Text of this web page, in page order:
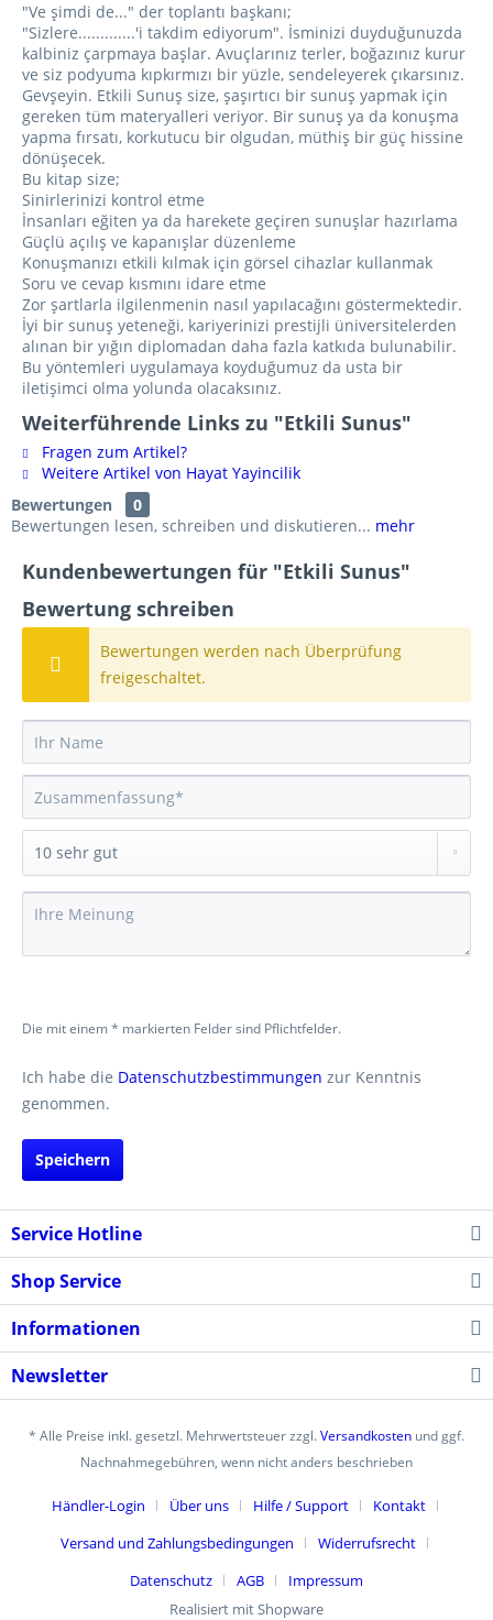
"Ve şimdi de..." der toplantı başkanı;
"Sizlere.............'i takdim ediyorum". İsminizi duyduğunuzda
kalbiniz çarpmaya başlar. Avuçlarınız terler, boğazınız kurur
ve siz podyuma kıpkırmızı bir yüzle, sendeleyerek çıkarsınız.
Gevşeyin. Etkili Sunuş size, şaşırtıcı bir sunuş yapmak için
gereken tüm materyalleri veriyor. Bir sunuş ya da konuşma
yapma fırsatı, korkutucu bir olgudan, müthiş bir güç hissine
dönüşecek.
Bu kitap size;
Sinirlerinizi kontrol etme
İnsanları eğiten ya da harekete geçiren sunuşlar hazırlama
Güçlü açılış ve kapanışlar düzenleme
Konuşmanızı etkili kılmak için görsel cihazlar kullanmak
Soru ve cevap kısmını idare etme
Zor şartlarla ilgilenmenin nasıl yapılacağını göstermektedir.
İyi bir sunuş yeteneği, kariyerinizi prestijli üniversitelerden
alınan bir yığın diplomadan daha fazla katkıda bulunabilir.
Bu yöntemleri uygulamaya koyduğumuz da usta bir
iletişimci olma yolunda olacaksınız.
Weiterführende Links zu "Etkili Sunus"
Fragen zum Artikel?
Weitere Artikel von Hayat Yayincilik
Bewertungen
0
Bewertungen lesen, schreiben und diskutieren... mehr
Kundenbewertungen für "Etkili Sunus"
Bewertung schreiben
Bewertungen werden nach Überprüfung
freigeschaltet.
Die mit einem * markierten Felder sind Pflichtfelder.
Ich habe die Datenschutzbestimmungen zur Kenntnis
genommen.
Speichern
Service Hotline
Shop Service
Informationen
Newsletter
* Alle Preise inkl. gesetzl. Mehrwertsteuer zzgl.Versandkosten und ggf.
Nachnahmegebühren, wenn nicht anders beschrieben
Händler-Login Über uns Hilfe / Support
Kontakt
Versand und Zahlungsbedingungen
Widerrufsrecht
Datenschutz
AGB
Impressum
Realisiert mit Shopware